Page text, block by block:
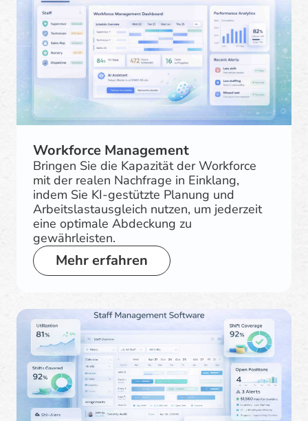
Workforce Management
Bringen Sie die Kapazität der Workforce
mit der realen Nachfrage in Einklang,
indem Sie KI-gestützte Planung und
Arbeitslastausgleich nutzen, um jederzeit
eine optimale Abdeckung zu
gewährleisten.
Mehr erfahren